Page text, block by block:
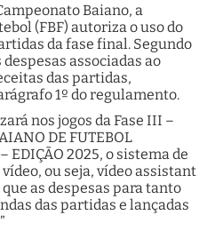
Baiano, a
(FBF) autoriza o uso do
da fase final. Segundo
associadas ao
das partidas,
1º do regulamento.
nos jogos da Fase III –
DE FUTEBOL
EDIÇÃO 2025, o sistema de
ou seja, vídeo assistant
as despesas para tanto
das partidas e lançadas